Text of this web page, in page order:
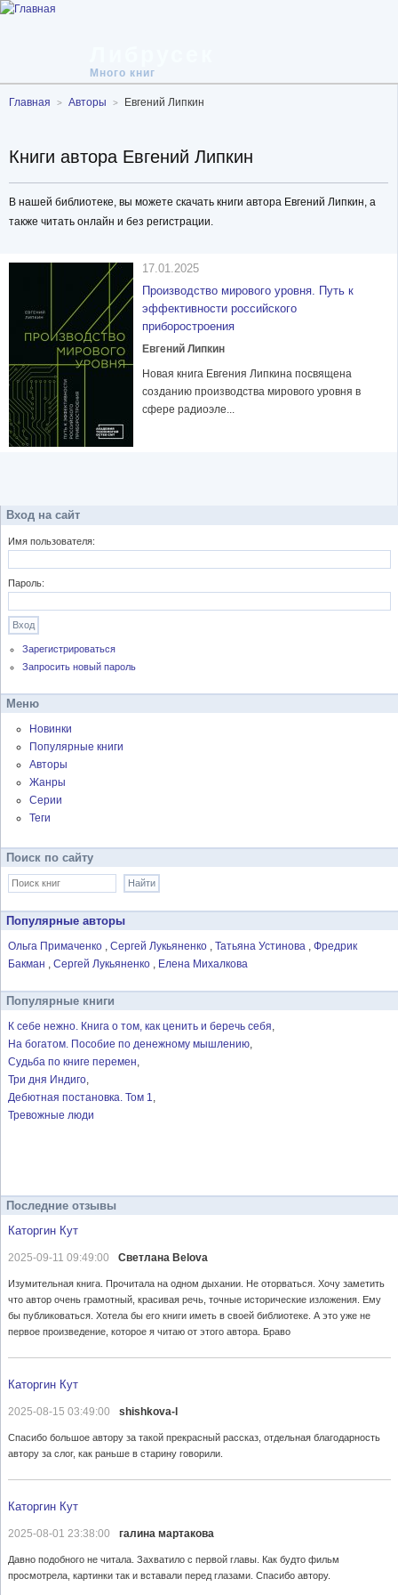
Много книг
Главная Авторы Евгений Липкин
Книги автора Евгений Липкин
В нашей библиотеке, вы можете скачать книги автора Евгений Липкин, а
также читать онлайн и без регистрации.
17.01.2025
Производство мирового уровня. Путь к
эффективности российского
приборостроения
Евгений Липкин
Новая книга Евгения Липкина посвящена
созданию производства мирового уровня в
сфере радиоэле...
Вход на сайт
Имя пользователя:
Пароль:
Зарегистрироваться
Запросить новый пароль
Меню
Новинки
Популярные книги
Авторы
Жанры
Серии
Теги
Поиск по сайту
Популярные авторы
Ольга Примаченко Сергей Лукьяненко Татьяна Устинова
Фредрик
Бакман
Сергей Лукьяненко Елена Михалкова
Популярные книги
К себе нежно. Книга о том, как ценить и беречь себя
На богатом. Пособие по денежному мышлению
Судьба по книге перемен
Три дня Индиго
Дебютная постановка. Том 1
Тревожные люди
Последние отзывы
Каторгин Кут
2025-09-11 09:49:00 Светлана Belova
Изумительная книга. Прочитала на одном дыхании. Не оторваться. Хочу заметить
что автор очень грамотный, красивая речь, точные исторические изложения. Ему
бы публиковаться. Хотела бы его книги иметь в своей библиотеке. А это уже не
первое произведение, которое я читаю от этого автора. Браво
Каторгин Кут
2025-08-15 03:49:00 shishkova-l
Спасибо большое автору за такой прекрасный рассказ, отдельная благодарность
автору за слог, как раньше в старину говорили.
Каторгин Кут
2025-08-01 23:38:00 галина мартакова
Давно подобного не читала. Захватило с первой главы. Как будто фильм
просмотрела, картинки так и вставали перед глазами. Спасибо автору.